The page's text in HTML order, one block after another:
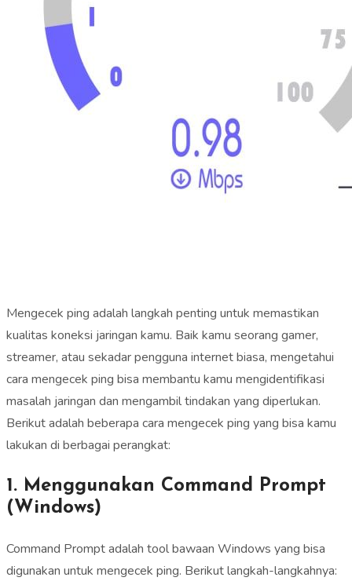
Mengecek ping adalah langkah penting untuk memastikan
kualitas koneksi jaringan kamu. Baik kamu seorang gamer,
streamer, atau sekadar pengguna internet biasa, mengetahui
cara mengecek ping bisa membantu kamu mengidentifikasi
masalah jaringan dan mengambil tindakan yang diperlukan.
Berikut adalah beberapa cara mengecek ping yang bisa kamu
lakukan di berbagai perangkat:
1. Menggunakan Command Prompt
(Windows)
Command Prompt adalah tool bawaan Windows yang bisa
digunakan untuk mengecek ping. Berikut langkah-langkahnya: